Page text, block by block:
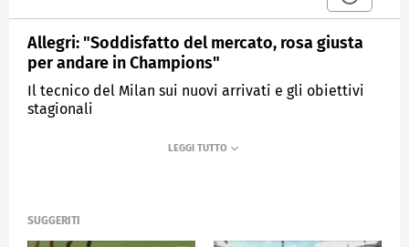
Allegri: "Soddisfatto del mercato, rosa giusta
per andare in Champions"
Il tecnico del Milan sui nuovi arrivati e gli obiettivi
stagionali
SPORTMEDIASET
SUGGERITI